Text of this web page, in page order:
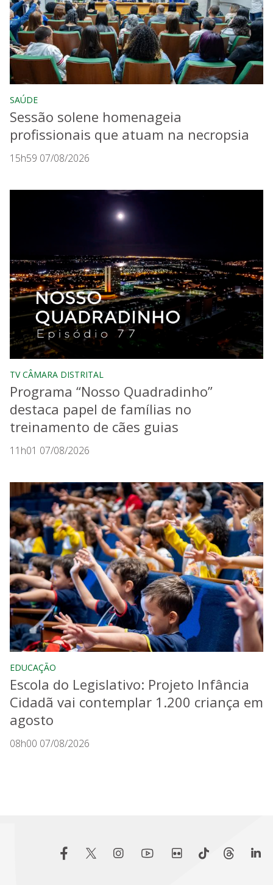
SAÚDE
Sessão solene homenageia
profissionais que atuam na necropsia
15h59 07/08/2026
TV CÂMARA DISTRITAL
Programa “Nosso Quadradinho”
destaca papel de famílias no
treinamento de cães guias
11h01 07/08/2026
EDUCAÇÃO
Escola do Legislativo: Projeto Infância
Cidadã vai contemplar 1.200 criança em
agosto
08h00 07/08/2026